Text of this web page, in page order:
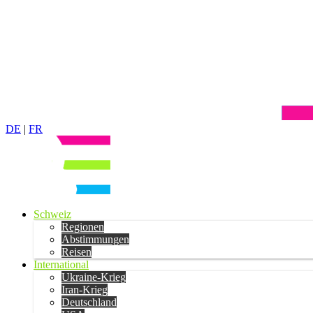
DE | FR
Schweiz
Regionen
Abstimmungen
Reisen
International
Ukraine-Krieg
Iran-Krieg
Deutschland